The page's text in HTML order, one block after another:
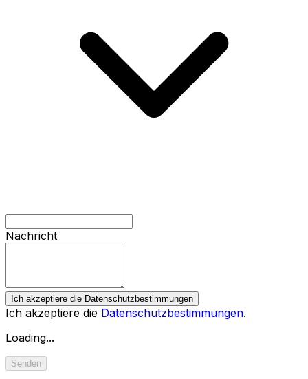
Nachricht
Ich akzeptiere die Datenschutzbestimmungen
Ich akzeptiere die Datenschutzbestimmungen.
Loading...
Senden